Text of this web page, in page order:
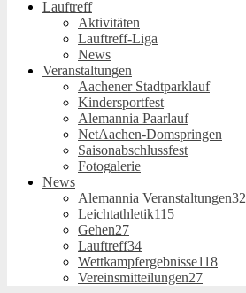
Lauftreff
Aktivitäten
Lauftreff-Liga
News
Veranstaltungen
Aachener Stadtparklauf
Kindersportfest
Alemannia Paarlauf
NetAachen-Domspringen
Saisonabschlussfest
Fotogalerie
News
Alemannia Veranstaltungen32
Leichtathletik115
Gehen27
Lauftreff34
Wettkampfergebnisse118
Vereinsmitteilungen27